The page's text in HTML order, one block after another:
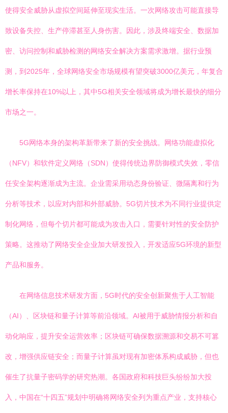
使得安全威胁从虚拟空间延伸至现实生活。一次网络攻击可能直接导
致设备失控、生产停滞甚至人身伤害。因此，涉及终端安全、数据加
密、访问控制和威胁检测的网络安全解决方案需求激增。据行业预
测，到2025年，全球网络安全市场规模有望突破3000亿美元，年复合
增长率保持在10%以上，其中5G相关安全领域将成为增长最快的细分
市场之一。
5G网络本身的架构革新带来了新的安全挑战。网络功能虚拟化
（NFV）和软件定义网络（SDN）使得传统边界防御模式失效，零信
任安全架构逐渐成为主流。企业需采用动态身份验证、微隔离和行为
分析等技术，以应对内部和外部威胁。5G切片技术为不同行业提供定
制化网络，但每个切片都可能成为攻击入口，需要针对性的安全防护
策略。这推动了网络安全企业加大研发投入，开发适应5G环境的新型
产品和服务。
在网络信息技术研发方面，5G时代的安全创新聚焦于人工智能
（AI）、区块链和量子计算等前沿领域。AI被用于威胁情报分析和自
动化响应，提升安全运营效率；区块链可确保数据溯源和交易不可篡
改，增强供应链安全；而量子计算虽对现有加密体系构成威胁，但也
催生了抗量子密码学的研究热潮。各国政府和科技巨头纷纷加大投
入，中国在“十四五”规划中明确将网络安全列为重点产业，支持核心